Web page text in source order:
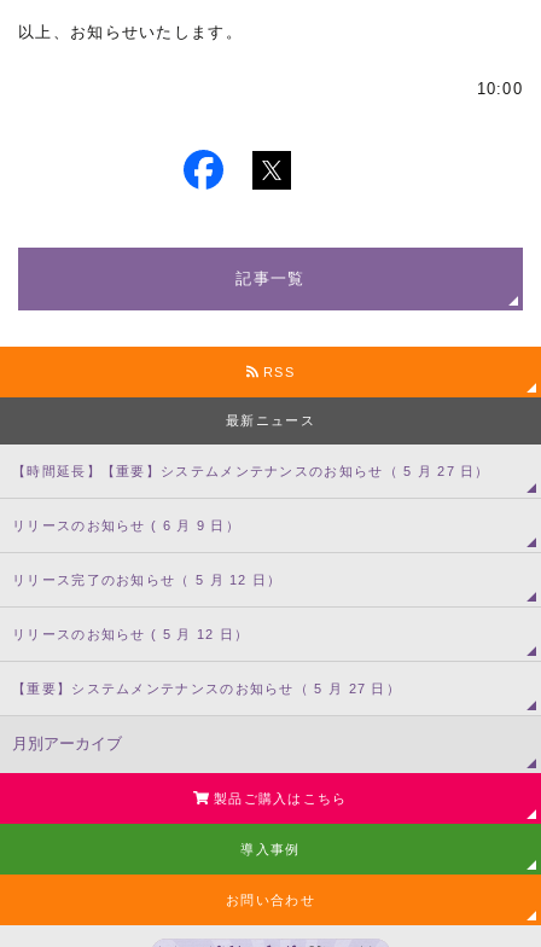
以上、お知らせいたします。
10:00
記事一覧
RSS
最新ニュース
【時間延長】【重要】システムメンテナンスのお知らせ（ 5 月 27 日）
リリースのお知らせ ( 6 月 9 日）
リリース完了のお知らせ（ 5 月 12 日）
リリースのお知らせ ( 5 月 12 日）
【重要】システムメンテナンスのお知らせ（ 5 月 27 日）
製品ご購入はこちら
導入事例
お問い合わせ